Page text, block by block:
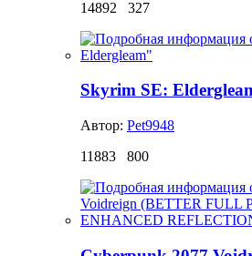
14892
327
Skyrim SE:
Автор: Pet9948
11883
800